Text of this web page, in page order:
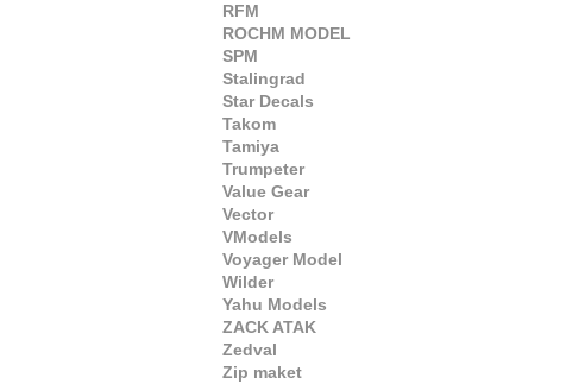
RFM
ROCHM MODEL
SPM
Stalingrad
Star Decals
Takom
Tamiya
Trumpeter
Value Gear
Vector
VModels
Voyager Model
Wilder
Yahu Models
ZACK ATAK
Zedval
Zip maket